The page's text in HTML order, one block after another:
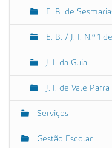
E. B. de
E. B. / J. I. N.º 1
J. I. da Guia
J. I. de Vale Parra
Serviços
Gestão Escolar